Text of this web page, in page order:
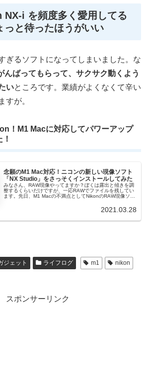
NX-i を頻度多く愛用してる
っと待ったほうがいい
ぎるソフトになってしまいました。な
んばってもらって、サクサク動くよう
いところです。業績がよくなくて辛い
すが。
！M1 Macに対応してパワーアップ
念願のM1 Mac対応！ニコンの新しい現像ソフト
「NX Studio」をさっそくインストールしてみた
みなさん、RAW現像やってますか？ぼくは露出と傾きを調
整するくらいだけですが、一応RAWでファイルを残してい
ます。先日、M1 Macの不満点としてNikonのRAW現像ソフ
2021.03.28
ジェット ライフログ m1
nikon
スポンサーリンク